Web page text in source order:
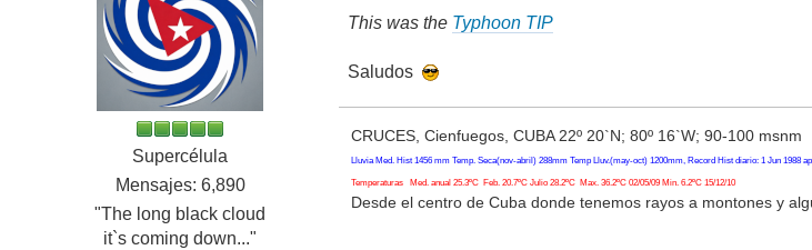
Supercélula
Mensajes: 6,890
"The long black cloud
it`s coming down..."
This was the Typhoon TIP
Saludos
CRUCES, Cienfuegos, CUBA 22º 20`N; 80º 16`W; 90-100 msnm
Lluvia Med. Hist 1456 mm Temp. Seca(nov-abril) 288mm Temp Lluv.(may-oct) 1200mm, Record Hist diario: 1 Jun 1988
Temperaturas Med. anual 25.3ºC Feb. 20.7ºC Julio 28.2ºC Max. 36.2ºC 02/05/09 Min. 6.2ºC 15/12/10
Desde el centro de Cuba donde tenemos rayos a montones y